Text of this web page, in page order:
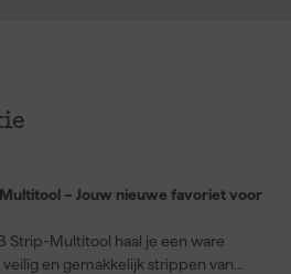
– Jouw nieuwe favoriet voor
Strip-Multitool haal je een ware
en gemakkelijk strippen van